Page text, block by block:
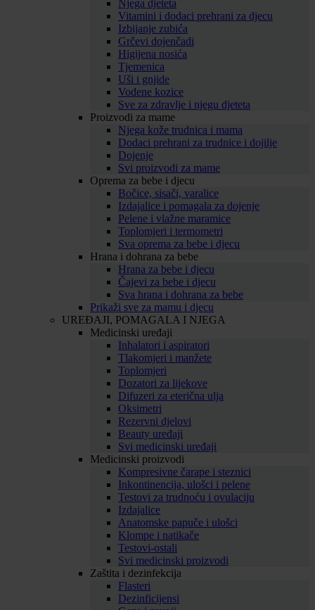
Njega djeteta
Vitamini i dodaci prehrani za djecu
Izbijanje zubića
Grčevi dojenčadi
Higijena nosića
Tjemenica
Uši i gnjide
Vodene kozice
Sve za zdravlje i njegu djeteta
Proizvodi za mame
Njega kože trudnica i mama
Dodaci prehrani za trudnice i dojilje
Dojenje
Svi proizvodi za mame
Oprema za bebe i djecu
Bočice, sisači, varalice
Izdajalice i pomagala za dojenje
Pelene i vlažne maramice
Toplomjeri i termometri
Sva oprema za bebe i djecu
Hrana i dohrana za bebe
Hrana za bebe i djecu
Čajevi za bebe i djecu
Sva hrana i dohrana za bebe
Prikaži sve za mamu i djecu
UREĐAJI, POMAGALA I NJEGA
Medicinski uređaji
Inhalatori i aspiratori
Tlakomjeri i manžete
Toplomjeri
Dozatori za lijekove
Difuzeri za eterična ulja
Oksimetri
Rezervni djelovi
Beauty uređaji
Svi medicinski uređaji
Medicinski proizvodi
Kompresivne čarape i steznici
Inkontinencija, ulošci i pelene
Testovi za trudnoću i ovulaciju
Izdajalice
Anatomske papuče i ulošci
Klompe i natikače
Testovi-ostali
Svi medicinski proizvodi
Zaštita i dezinfekcija
Flasteri
Dezinficijensi